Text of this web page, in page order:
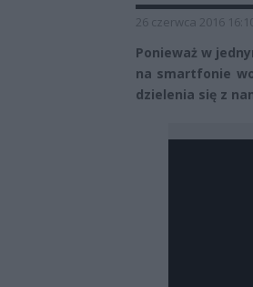
26 czerwca 2016
Ponieważ w
na smartfonie
dzielenia się z